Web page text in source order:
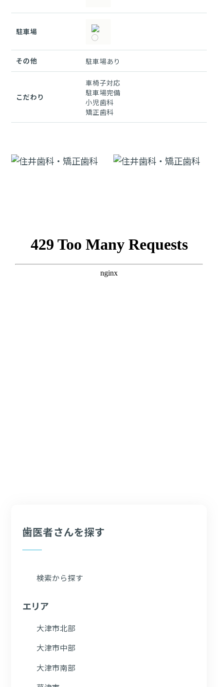
駐車場
その他 駐車場あり
こだわり
車椅子対応
駐車場完備
小児歯科
矯正歯科
歯医者さんを探す
検索から探す
エリア
大津市北部
大津市中部
大津市南部